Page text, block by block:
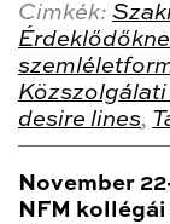
Cimkék:
Közszolgálati
desire lines,
November
NFM